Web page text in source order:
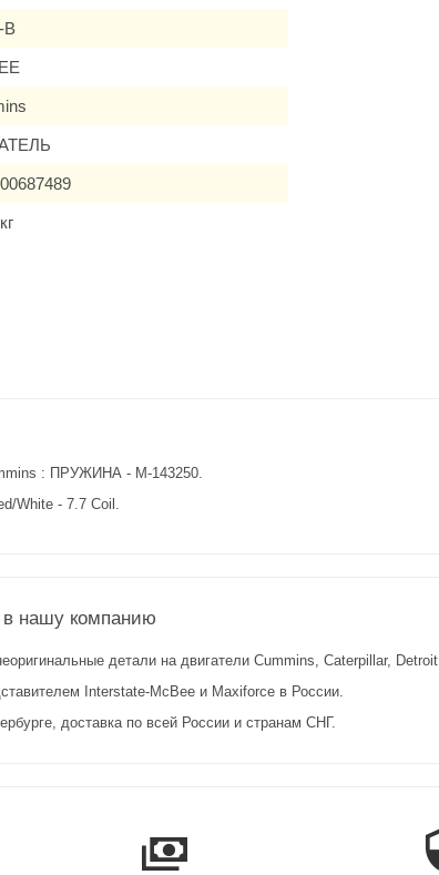
B
: ПРУЖИНА - M-143250.
White - 7.7 Coil.
нашу компанию
детали на двигатели Cummins, Caterpillar,
Interstate-McBee и Maxiforce в России.
доставка по всей России и странам СНГ.